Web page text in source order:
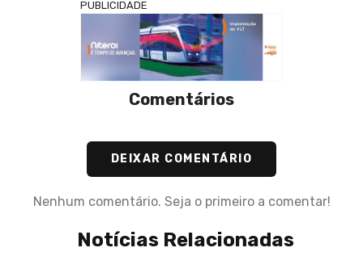
PUBLICIDADE
Comentários
DEIXAR COMENTÁRIO
Nenhum comentário. Seja o primeiro a comentar!
Notícias Relacionadas